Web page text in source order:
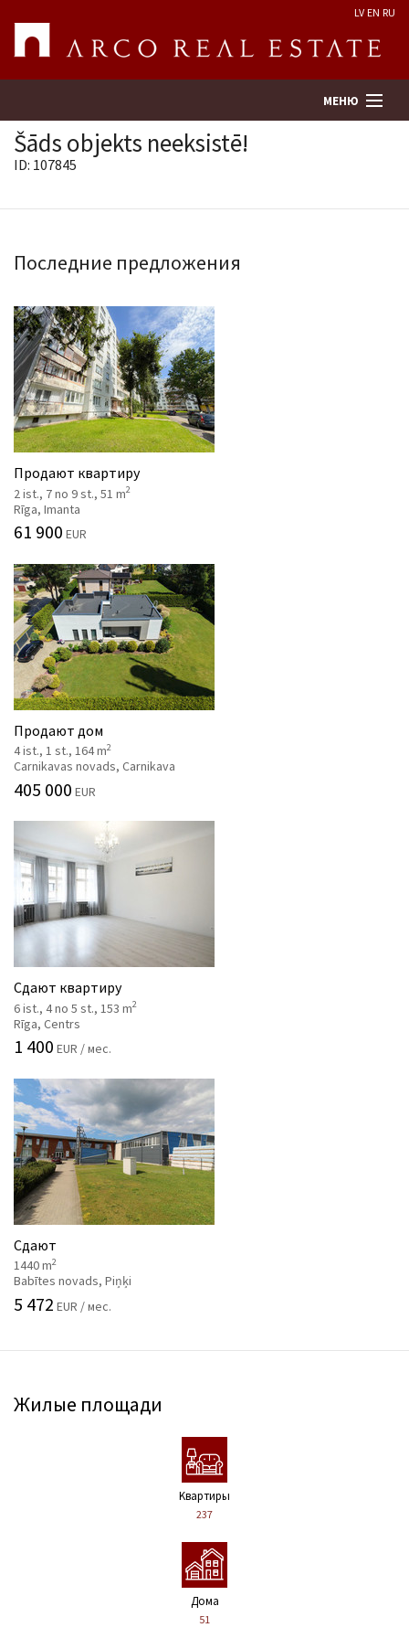
LV EN RU
МЕНЮ
Предприятие
Услуги
Kонтакты
Šāds objekts neeksistē!
ID: 107845
Последние предложения
Продают квартиру
2 ist., 7 no 9 st., 51 m2
Rīga, Imanta
61 900 EUR
Продают дом
4 ist., 1 st., 164 m2
Carnikavas novads, Carnikava
405 000 EUR
Сдают квартиру
6 ist., 4 no 5 st., 153 m2
Rīga, Centrs
1 400 EUR / мес.
Сдают
1440 m2
Babītes novads, Piņķi
5 472 EUR / мес.
Жилые площади
Kвартиры
237
Дома
51